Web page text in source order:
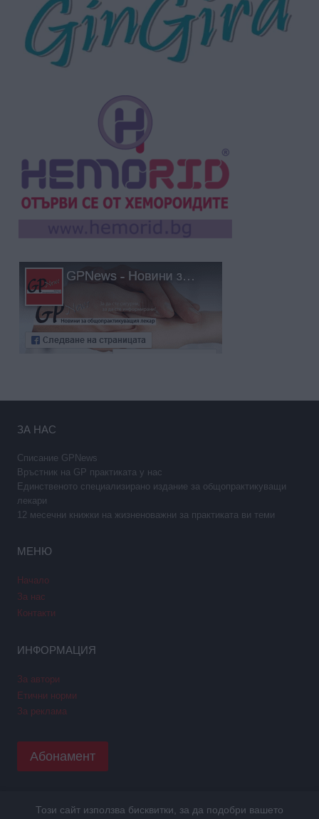
ЗА НАС
Списание GPNews
Връстник на GP практиката у нас
Единственото специализирано издание за общопрактикуващи
лекари
12 месечни книжки на жизненоважни за практиката ви теми
МЕНЮ
Начало
За нас
Контакти
ИНФОРМАЦИЯ
За автори
Етични норми
За реклама
Абонамент
Този сайт използва бисквитки, за да подобри вашето